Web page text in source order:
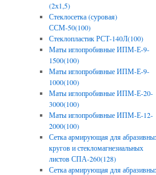
(2х1,5)
Стеклосетка (суровая)
ССМ-50(100)
Стеклопластик РСТ-140Л(100)
Маты иглопробивные ИПМ-Е-9-
1500(100)
Маты иглопробивные ИПМ-Е-9-
1000(100)
Маты иглопробивные ИПМ-Е-20-
3000(100)
Маты иглопробивные ИПМ-Е-12-
2000(100)
Сетка армирующая для
кругов и стекломагнезиальных
листов СПА-260(128)
Сетка армирующая для